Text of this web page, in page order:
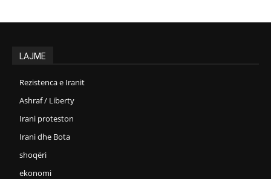
LAJME
Rezistenca e Iranit
Ashraf / Liberty
Irani proteston
Irani dhe Bota
shoqëri
ekonomi